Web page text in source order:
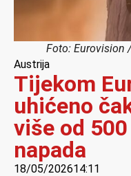
Foto: Eurovision
Austrija
Tijekom
uhićeno
više od
napada
18/05/202614:11